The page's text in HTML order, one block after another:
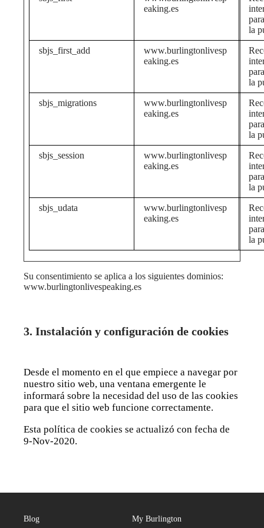
eaking.es
la
sbjs_first_add
www.burlingtonlivesp
eaking.es
la
sbjs_migrations
www.burlingtonlivesp
eaking.es
la
sbjs_session
www.burlingtonlivesp
eaking.es
la
sbjs_udata
www.burlingtonlivesp
eaking.es
la
Su consentimiento se aplica a los siguientes dominios:
www.burlingtonlivespeaking.es
3. Instalación y configuración de cοοkies
Desde el momento en el que empiece a navegar por
nuestro sitio web, una ventana emergente le
informará sobre la necesidad del uso de las cookies
para que el sitio web funcione correctamente.
Esta política de cookies se actualizó con fecha de
9-Nov-2020.
Blog My Burlington